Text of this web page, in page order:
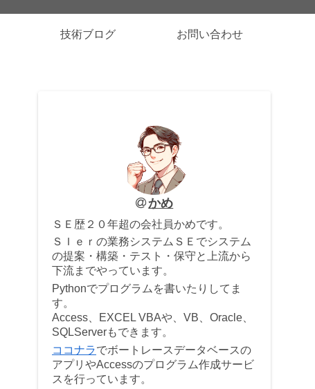
技術ブログ お問い合わせ
かめ
ＳＥ歴２０年超の会社員かめです。
ＳＩｅｒの業務システムＳＥでシステム
の提案・構築・テスト・保守と上流から
下流までやっています。
Pythonでプログラムを書いたりしてま
す。
Access、EXCEL VBAや、VB、Oracle、
SQLServerもできます。
ココナラでボートレースデータベースの
アプリやAccessのプログラム作成サービ
スを行っています。